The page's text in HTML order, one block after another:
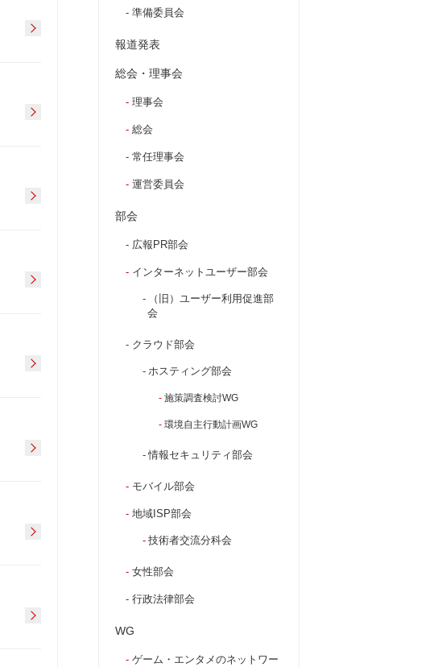
準備委員会
報道発表
総会・理事会
理事会
総会
常任理事会
運営委員会
部会
広報PR部会
インターネットユーザー部会
（旧）ユーザー利用促進部
会
クラウド部会
ホスティング部会
施策調査検討WG
環境自主行動計画WG
情報セキュリティ部会
モバイル部会
地域ISP部会
技術者交流分科会
女性部会
行政法律部会
WG
ゲーム・エンタメのネットワー